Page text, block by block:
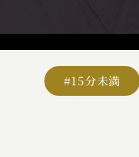
#15分未満